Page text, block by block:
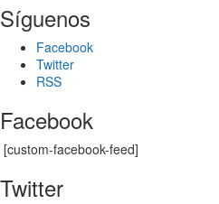
Síguenos
Facebook
Twitter
RSS
Facebook
[custom-facebook-feed]
Twitter